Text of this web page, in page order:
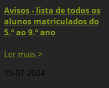
Avisos - lista de todos os
alunos matriculados do
5.º ao 9.º ano
Ler mais >
15-07-2024